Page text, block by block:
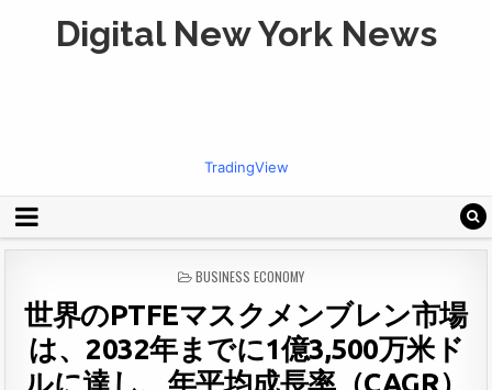
Digital New York News
TradingView
POSTED
BUSINESS ECONOMY
世界のPTFEマスクメンブレン市場
は、2032年までに1億3,500万米ド
ルに達し、年平均成長率（CAGR）